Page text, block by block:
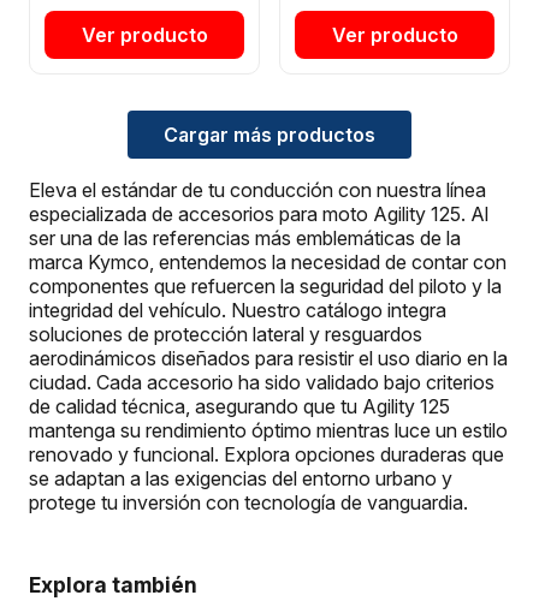
Ver producto
Ver producto
Cargar más productos
Eleva el estándar de tu conducción con nuestra línea
especializada de accesorios para moto Agility 125. Al
ser una de las referencias más emblemáticas de la
marca Kymco, entendemos la necesidad de contar con
componentes que refuercen la seguridad del piloto y la
integridad del vehículo. Nuestro catálogo integra
soluciones de protección lateral y resguardos
aerodinámicos diseñados para resistir el uso diario en la
ciudad. Cada accesorio ha sido validado bajo criterios
de calidad técnica, asegurando que tu Agility 125
mantenga su rendimiento óptimo mientras luce un estilo
renovado y funcional. Explora opciones duraderas que
se adaptan a las exigencias del entorno urbano y
protege tu inversión con tecnología de vanguardia.
Explora también